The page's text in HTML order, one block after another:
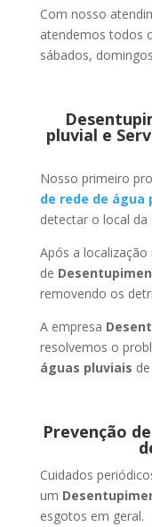
Com nosso
atendemos todos
sábados,
pluvial e
Nosso primeiro
de rede de água
detectar o local da
Após a
de
removendo os
A empresa
resolvemos o
águas pluviais
Prevenção
Cuidados
um
esgotos em geral.